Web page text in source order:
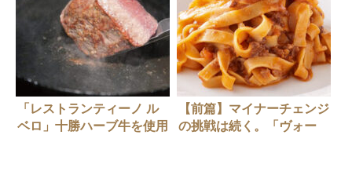
「レストランティーノ ル
ベロ」十勝ハーブ牛を使用
【前篇】マイナーチェンジ
の挑戦は続く。「ヴォー